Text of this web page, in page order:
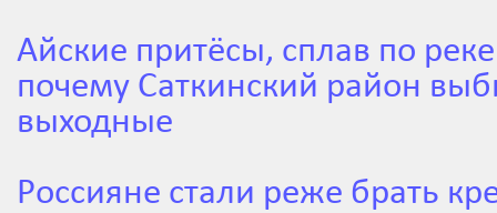
Айские притёсы, сплав по
почему Саткинский район
выходные
Россияне стали реже брать